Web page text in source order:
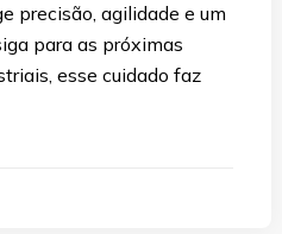
precisão, agilidade e um
para as próximas
esse cuidado faz